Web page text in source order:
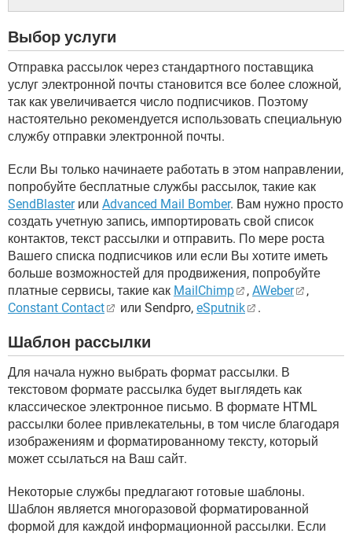
Выбор услуги
Отправка рассылок через стандартного поставщика
услуг электронной почты становится все более сложной,
так как увеличивается число подписчиков. Поэтому
настоятельно рекомендуется использовать специальную
службу отправки электронной почты.
Если Вы только начинаете работать в этом направлении,
попробуйте бесплатные службы рассылок, такие как
SendBlasterили Advanced Mail Bomber. Вам нужно просто
создать учетную запись, импортировать свой список
контактов, текст рассылки и отправить. По мере роста
Вашего списка подписчиков или если Вы хотите иметь
больше возможностей для продвижения, попробуйте
платные сервисы, такие как MailChimp , AWeber
,
Constant Contact
или Sendpro, eSputnik .
Шаблон рассылки
Для начала нужно выбрать формат рассылки. В
текстовом формате рассылка будет выглядеть как
классическое электронное письмо. В формате HTML
рассылки более привлекательны, в том числе благодаря
изображениям и форматированному тексту, который
может ссылаться на Ваш сайт.
Некоторые службы предлагают готовые шаблоны.
Шаблон является многоразовой форматированной
формой для каждой информационной рассылки. Если